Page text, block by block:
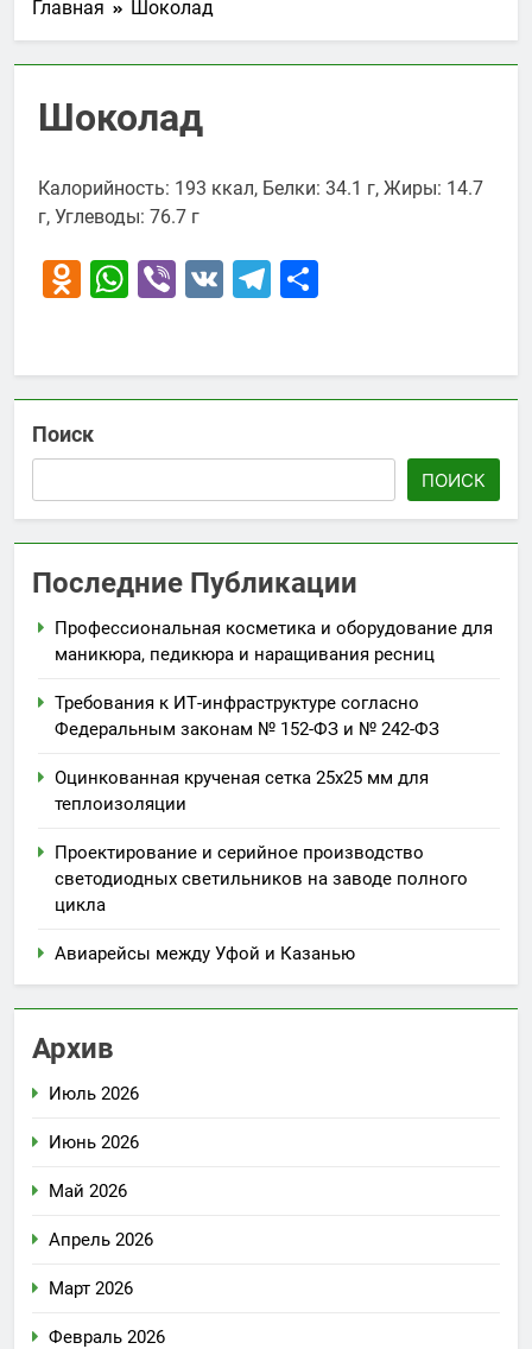
Главная Шоколад
Шоколад
Калорийность: 193 ккал, Белки: 34.1 г, Жиры: 14.7
г, Углеводы: 76.7 г
Odnoklassniki
WhatsApp
Viber
VK Telegram
Поиск
ПОИСК
Последние Публикации
Профессиональная косметика и оборудование для
маникюра, педикюра и наращивания ресниц
Требования к ИТ-инфраструктуре согласно
Федеральным законам № 152-ФЗ и № 242-ФЗ
Оцинкованная крученая сетка 25х25 мм для
теплоизоляции
Проектирование и серийное производство
светодиодных светильников на заводе полного
цикла
Авиарейсы между Уфой и Казанью
Архив
Июль 2026
Июнь 2026
Май 2026
Апрель 2026
Март 2026
Февраль 2026